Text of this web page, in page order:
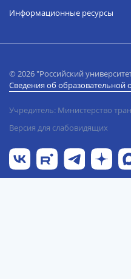
Информационные ресурсы
© 2026 "Российский
Сведения об образовательной
Учредитель: Министерство
Версия для слабовидящих